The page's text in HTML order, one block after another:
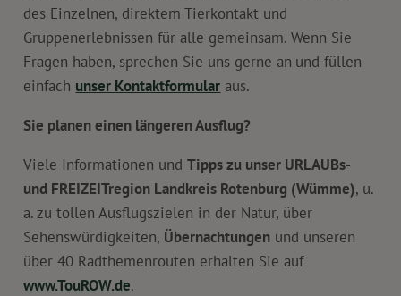
des Einzelnen, direktem Tierkontakt und
Gruppenerlebnissen für alle gemeinsam. Wenn Sie
Fragen haben, sprechen Sie uns gerne an und füllen
einfach unser Kontaktformular aus.
Sie planen einen längeren Ausflug?
Viele Informationen undTipps zu unser URLAUBs-
und FREIZEITregion Landkreis Rotenburg (Wümme), u.
a. zu tollen Ausflugszielen in der Natur, über
Sehenswürdigkeiten, Übernachtungen und unseren
über 40 Radthemenrouten erhalten Sie auf
www.TouROW.de.